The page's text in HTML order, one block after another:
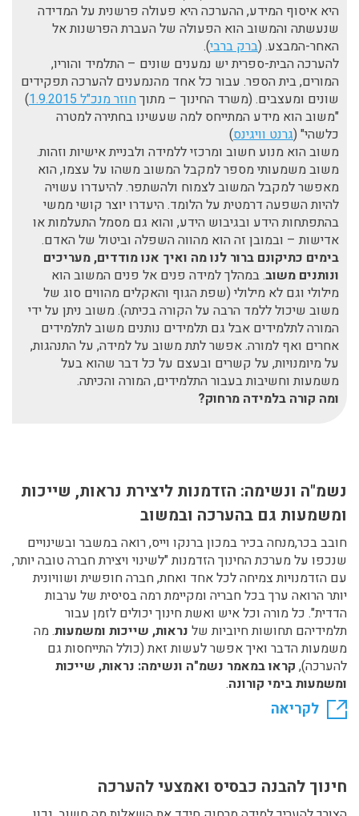
היא איסוף המידע, ההערכה היא פעולה פרשנית על המדידה
שנעשתה והמשוב הוא הפעולה של העברת הפרשנות אל
האחר-המבצע. (ברק ברבי).
להערכה הבית-ספרית יש נמענים שונים – התלמיד והוריו,
המורים, בית הספר. עבור כל אחד מהנמענים להערכה תפקידים
שונים ומעצבים. (משרד החינוך – מתוךחוזר מנכ"ל 1.9.2015
)
"משוב הוא מידע המתייחס למה שעשינו בחתירה למטרה
כלשהי" (גרנט וויגינס)
משוב הוא מנוע חשוב ומרכזי ללמידה ולבניית אישיות וזהות.
משוב משמעותי מספר למקבל המשוב משהו על עצמו, הוא
מאפשר למקבל המשוב לצמוח ולהשתפר. להיעדרו עשויה
להיות השפעה דרמטית על הלומד. היעדרו יוצר קושי ממשי
בהתפתחות הידע ובגיבוש הידע, והוא גם מסמל התעלמות או
אדישות – ובמובן זה הוא מהווה השפלה וביטול של האדם.
בימים כתיקונם ברור לנו מה ואיך אנו מודדים, מעריכים
ונותנים משוב. במהלך למידה פנים אל פנים המשוב הוא
מילולי וגם לא מילולי (שפת הגוף והאקלים מהווים סוג של
משוב שיכול ללמד הרבה על הקורה בכיתה). משוב ניתן על ידי
המורה לתלמידים אבל גם תלמידים נותנים משוב לתלמידים
אחרים ואף למורה. אפשר לתת משוב על למידה, על התנהגות,
על מיומנויות, על קשרים ובעצם על כל דבר שהוא בעל
משמעות וחשיבות בעבור התלמידים, המורה והכיתה.
ומה קורה בלמידה מרחוק?
נשמ"ה ונשימה: הזדמנות ליצירת נראות, שייכות
ומשמעות גם בהערכה ובמשוב
חובב בכר,מנחה בכיר במכון ברנקו וייס, רואה במשבר ובשינויים
שנכפו על מערכת החינוך הזדמנות "לשינוי ויצירת חברה טובה יותר,
עם הזדמנויות צמיחה לכל אחד ואחת, חברה חופשית ושוויונית
יותר הרואה ערך בכל חבריה ומקיימת רמה בסיסית של ערבות
הדדית". כל מורה וכל איש ואשת חינוך יכולים לזמן עבור
תלמידיהם תחושות חיוביות של נראות, שייכות ומשמעות. מה
משמעות הדבר ואיך אפשר לעשות זאת (כולל התייחסות גם
להערכה), קראו במאמר נשמ"ה ונשימה: נראות, שייכות
ומשמעות בימי קורונה.
לקריאה
חינוך להבנה כבסיס ואמצעי להערכה